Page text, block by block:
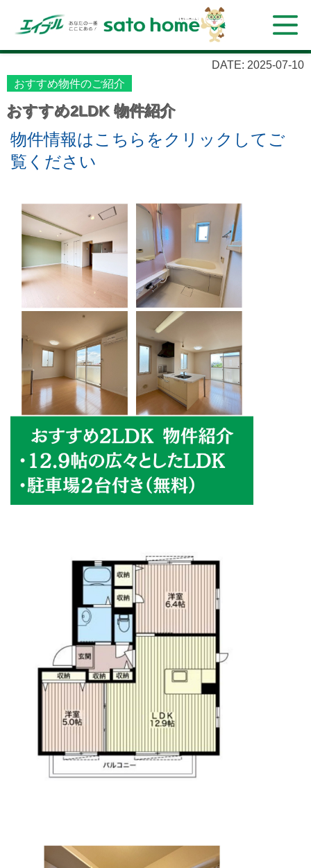
DATE: 2025-07-10
おすすめ物件のご紹介
おすすめ2LDK 物件紹介
物件情報はこちらをクリックしてご
覧ください